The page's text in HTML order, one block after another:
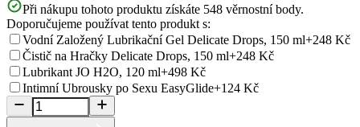
Při nákupu tohoto produktu získáte 548 věrnostní body.
Doporučujeme používat tento produkt s:
Vodní Založený Lubrikační Gel Delicate Drops, 150 ml+248 Kč
Čistič na Hračky Delicate Drops, 150 ml+248 Kč
Lubrikant JO H2O, 120 ml+498 Kč
Intimní Ubrousky po Sexu EasyGlide+124 Kč